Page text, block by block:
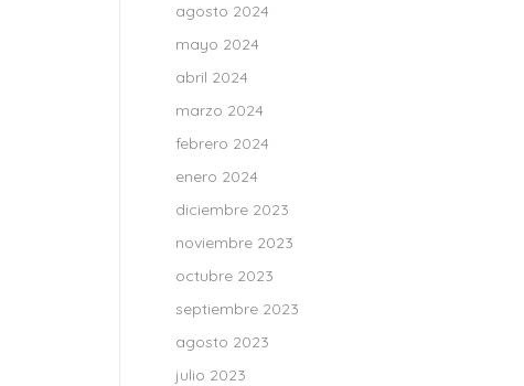
agosto 2024
mayo 2024
abril 2024
marzo 2024
febrero 2024
enero 2024
diciembre 2023
noviembre 2023
octubre 2023
septiembre 2023
agosto 2023
julio 2023